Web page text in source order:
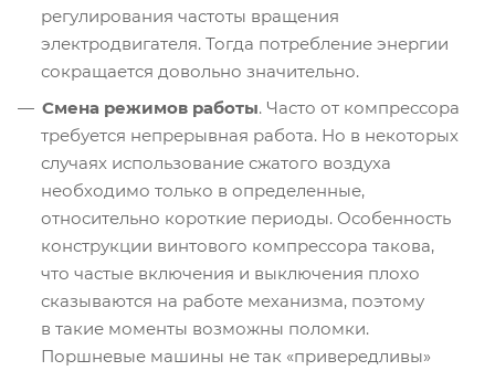
регулирования частоты вращения
электродвигателя. Тогда потребление энергии
сокращается довольно значительно.
Смена режимов работы. Часто от компрессора
требуется непрерывная работа. Но в некоторых
случаях использование сжатого воздуха
необходимо только в определенные,
относительно короткие периоды. Особенность
конструкции винтового компрессора такова,
что частые включения и выключения плохо
сказываются на работе механизма, поэтому
в такие моменты возможны поломки.
Поршневые машины не так «привередливы»